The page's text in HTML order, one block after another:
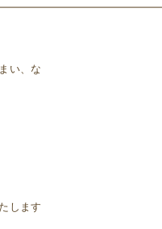
い、な
します